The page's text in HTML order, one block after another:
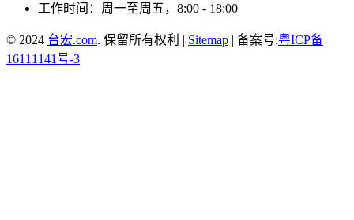
工作时间：周一至周五，8:00 - 18:00
© 2024 台宏.com. 保留所有权利 | Sitemap | 备案号:粤ICP备
16111141号-3